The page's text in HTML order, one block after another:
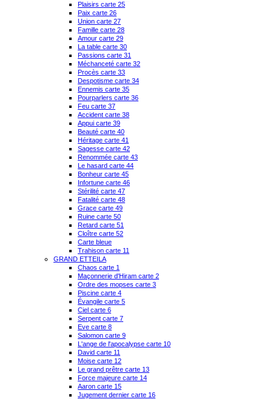
Plaisirs carte 25
Paix carte 26
Union carte 27
Famille carte 28
Amour carte 29
La table carte 30
Passions carte 31
Méchanceté carte 32
Procès carte 33
Despotisme carte 34
Ennemis carte 35
Pourparlers carte 36
Feu carte 37
Accident carte 38
Appui carte 39
Beauté carte 40
Héritage carte 41
Sagesse carte 42
Renommée carte 43
Le hasard carte 44
Bonheur carte 45
Infortune carte 46
Stérilité carte 47
Fatalité carte 48
Grace carte 49
Ruine carte 50
Retard carte 51
Cloître carte 52
Carte bleue
Trahison carte 11
GRAND ETTEILA
Chaos carte 1
Maçonnerie d'Hiram carte 2
Ordre des mopses carte 3
Piscine carte 4
Évangile carte 5
Ciel carte 6
Serpent carte 7
Eve carte 8
Salomon carte 9
L'ange de l'apocalypse carte 10
David carte 11
Moise carte 12
Le grand prêtre carte 13
Force majeure carte 14
Aaron carte 15
Jugement dernier carte 16